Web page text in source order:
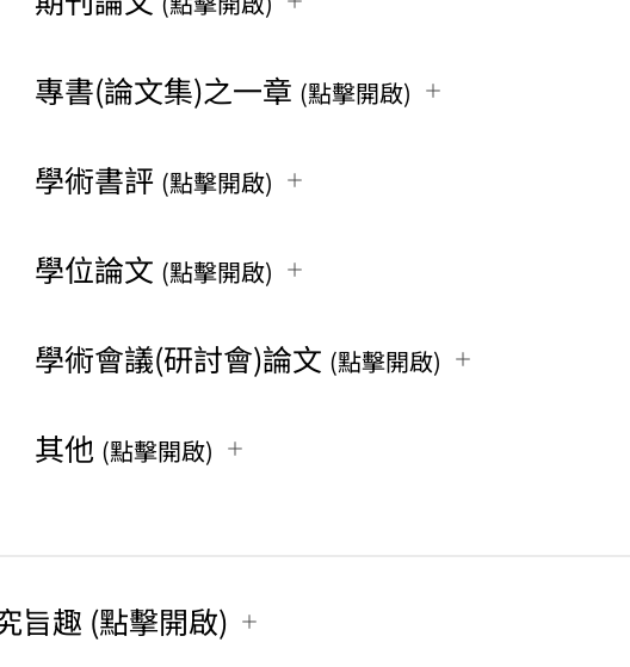
專書(論文集)之一章 (點擊開啟)
學術書評 (點擊開啟)
學位論文 (點擊開啟)
學術會議(研討會)論文 (點擊開啟)
其他 (點擊開啟)
旨趣 (點擊開啟)